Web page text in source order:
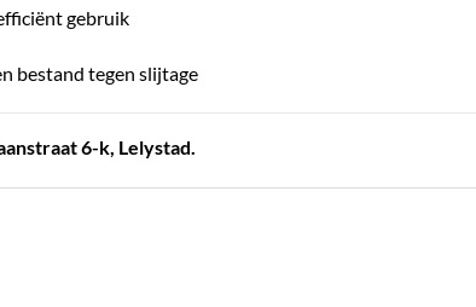
gebruik
bestand tegen slijtage
6-k, Lelystad.